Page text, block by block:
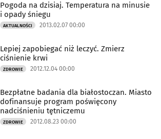
Pogoda na dzisiaj. Temperatura na minusie
i opady śniegu
AKTUALNOŚCI 2013.02.07 00:00
Lepiej zapobiegać niż leczyć. Zmierz
ciśnienie krwi
ZDROWIE 2012.12.04 00:00
Bezpłatne badania dla białostoczan. Miasto
dofinansuje program poświęcony
nadciśnieniu tętniczemu
ZDROWIE 2012.08.23 00:00